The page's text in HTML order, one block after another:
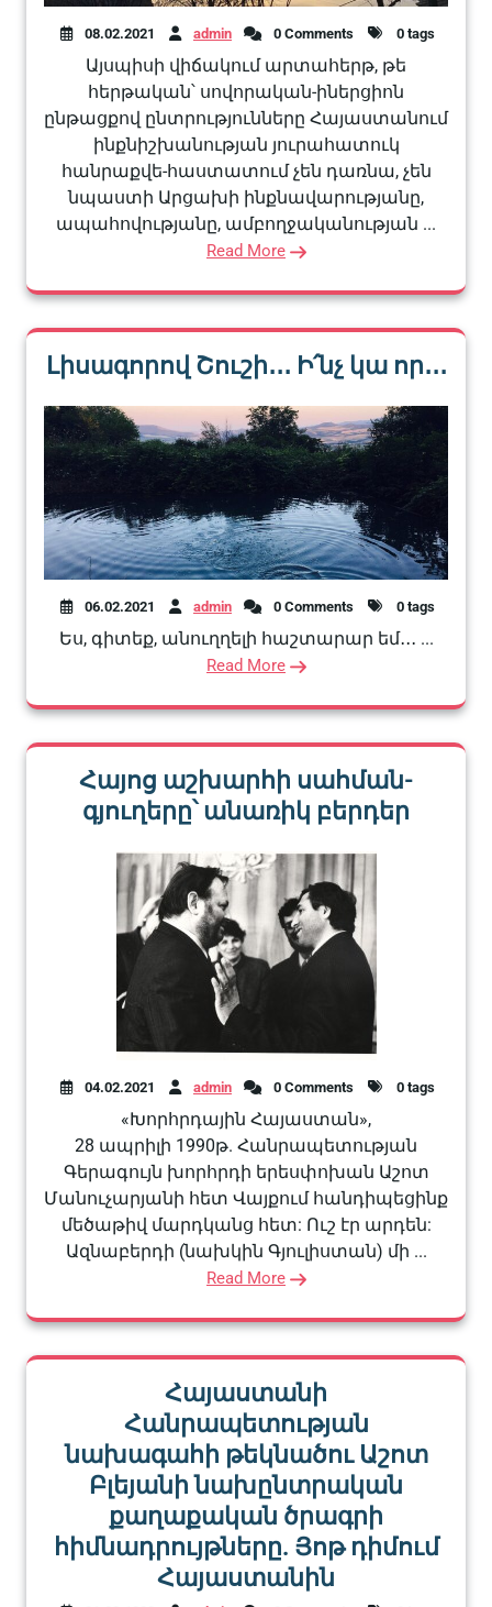
08.02.2021 admin 0 Comments 0 tags
Այսպիսի վիճակում արտահերթ, թե
հերթական՝ սովորական-իներցիոն
ընթացքով ընտրությունները Հայաստանում
ինքնիշխանության յուրահատուկ
հանրաքվե-հաստատում չեն դառնա, չեն
նպաստի Արցախի ինքնավարությանը,
ապահովությանը, ամբողջականության ...
Read More
Լիսագորով Շուշի․․․ Ի՛նչ կա որ․․․
06.02.2021 admin 0 Comments 0 tags
Ես, գիտեք, անուղղելի հաշտարար եմ․․․ ...
Read More
Հայոց աշխարհի սահման-
գյուղերը՝ անառիկ բերդեր
04.02.2021 admin 0 Comments 0 tags
«Խորհրդային Հայաստան»,
28 ապրիլի 1990թ. Հանրապետության
Գերագույն խորհրդի երեսփոխան Աշոտ
Մանուչարյանի հետ Վայքում հանդիպեցինք
մեծաթիվ մարդկանց հետ: Ուշ էր արդեն:
Ազնաբերդի (նախկին Գյուլիստան) մի ...
Read More
Հայաստանի
Հանրապետության
նախագահի թեկնածու Աշոտ
Բլեյանի նախընտրական
քաղաքական ծրագրի
հիմնադրույթները. Յոթ դիմում
Հայաստանին